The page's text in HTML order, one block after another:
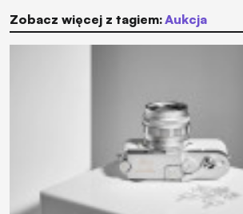
Zobacz więcej z tagiem: aukcja